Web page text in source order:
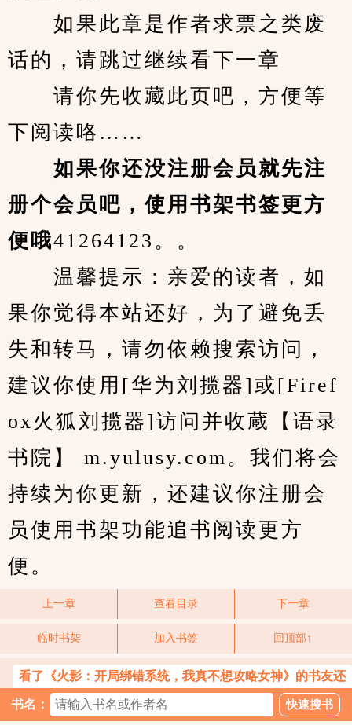
如果此章是作者求票之类废
话的，请跳过继续看下一章
请你先收藏此页吧，方便等
下阅读咯……
如果你还没注册会员就先注
册个会员吧，使用书架书签更方
便哦41264123。。
温馨提示：亲爱的读者，如
果你觉得本站还好，为了避免丢
失和转马，请勿依赖搜索访问，
建议你使用[华为刘揽器]或[Firef
ox火狐刘揽器]访问并收蔵【语录
书院】 m.yulusy.com。我们将会
持续为你更新，还建议你注册会
员使用书架功能追书阅读更方
便。
上一章 查看目录 下一章
临时书架 加入书签 回顶部↑
看了《火影：开局绑错系统，我真不想攻略女神》的书友还
喜欢看
书名：